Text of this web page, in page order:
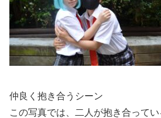
仲良く抱き合うシーン
この写真では、二人が抱き合って